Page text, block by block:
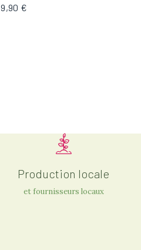
9,90 €
Production locale
et fournisseurs locaux